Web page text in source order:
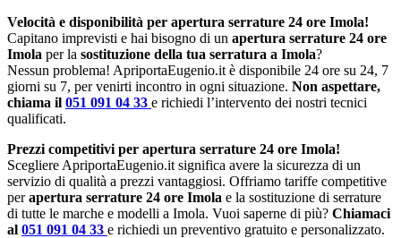
Velocità e disponibilità per apertura serrature 24 ore Imola!
Capitano imprevisti e hai bisogno di un apertura serrature 24 ore
Imola per la sostituzione della tua serratura a Imola?
Nessun problema! ApriportaEugenio.it è disponibile 24 ore su 24, 7
giorni su 7, per venirti incontro in ogni situazione. Non aspettare,
chiama il 051 091 04 33 e richiedi l’intervento dei nostri tecnici
qualificati.
Prezzi competitivi per apertura serrature 24 ore Imola!
Scegliere ApriportaEugenio.it significa avere la sicurezza di un
servizio di qualità a prezzi vantaggiosi. Offriamo tariffe competitive
perapertura serrature 24 ore Imola e la sostituzione di serrature
di tutte le marche e modelli a Imola. Vuoi saperne di più? Chiamaci
al 051 091 04 33 e richiedi un preventivo gratuito e personalizzato.